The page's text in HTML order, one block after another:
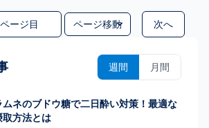
るページ ページ移動 次へ
週間 月間
ムネのブドウ糖で二日酔い対策！最適な
取方法とは